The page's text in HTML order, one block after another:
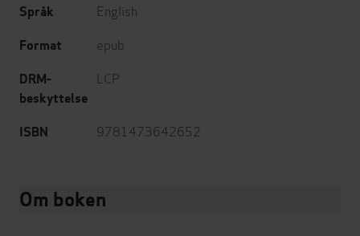
Språk
English
Format epub
DRM-
beskyttelse
LCP
ISBN 9781473642652
Om boken